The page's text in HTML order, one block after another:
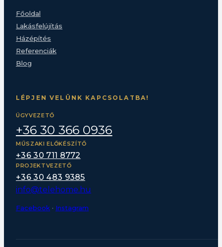
Főoldal
Lakásfelújítás
Házépítés
Referenciák
Blog
LÉPJEN VELÜNK KAPCSOLATBA!
ÜGYVEZETŐ
+36 30 366 0936
MŰSZAKI ELŐKÉSZÍTŐ
+36 30 711 8772
PROJEKTVEZETŐ
+36 30 483 9385
info@telehome.hu
Facebook · Instagram